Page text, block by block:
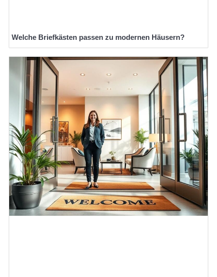
Welche Briefkästen passen zu modernen Häusern?